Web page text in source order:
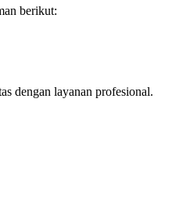
berikut:
dengan layanan profesional.